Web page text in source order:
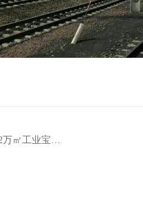
产权清晰！通辽市科尔沁区铁南12万㎡工业宝地整体出让